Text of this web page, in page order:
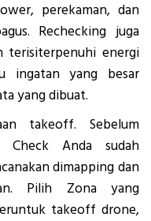
perekaman, dan
Rechecking juga
terisiterpenuhi energi
ingatan yang besar
yang dibuat.
takeoff. Sebelum
Check Anda sudah
dimapping dan
Pilih Zona yang
takeoff drone,